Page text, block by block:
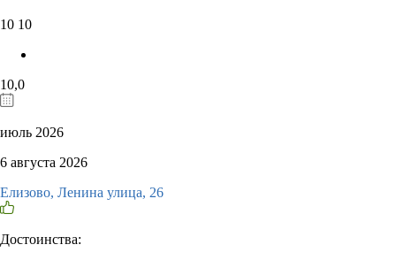
10 10
10,0
июль 2026
6 августа 2026
Елизово, Ленина улица, 26
Достоинства: